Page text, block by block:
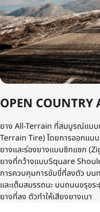
OPEN COUNTRY
ยาง All-Terrain ที่สมบูรณ์แบ
Terrain Tire) โดยการออกแ
ยางและร่องยางแบบซิกแซก
ยางที่กว้างแบบSquare
การควบคุมการขับขี่ที่ลงตัว บน
และเต็มสมรรถนะ บนถนนขรุข
ยางที่ลง ตัวทำให้เสียงยางเบา